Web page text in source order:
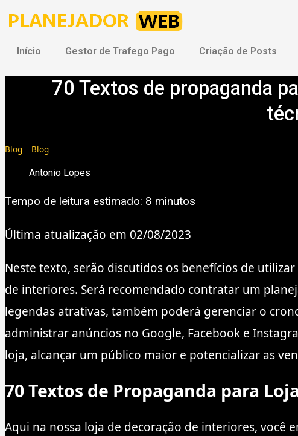
para
Início Gestor de Trafego Pago Criação de Posts
70 Textos de propaganda
Blog Blog
Antonio Lopes
Tempo de leitura estimado: 8 minutos
Última atualização em 02/08/2023
Neste texto, serão discutidos os benefícios de
de interiores. Será recomendado contratar um
legendas atrativas, também poderá gerenciar o
administrar anúncios no Google, Facebook e
loja, alcançar um público maior e potencializar as
70 Textos de Propaganda para
Aqui na nossa loja de decoração de interiores, você